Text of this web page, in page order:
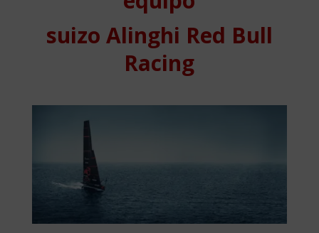
suizo Alinghi Red Bull
Racing